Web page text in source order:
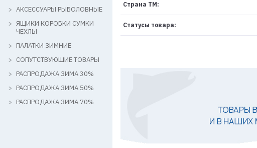
АКСЕССУАРЫ РЫБОЛОВНЫЕ
ЯЩИКИ КОРОБКИ СУМКИ
ЧЕХЛЫ
ПАЛАТКИ ЗИМНИЕ
СОПУТСТВУЮЩИЕ ТОВАРЫ
РАСПРОДАЖА ЗИМА 30%
РАСПРОДАЖА ЗИМА 50%
РАСПРОДАЖА ЗИМА 70%
Страна ТМ:
Статусы товара: